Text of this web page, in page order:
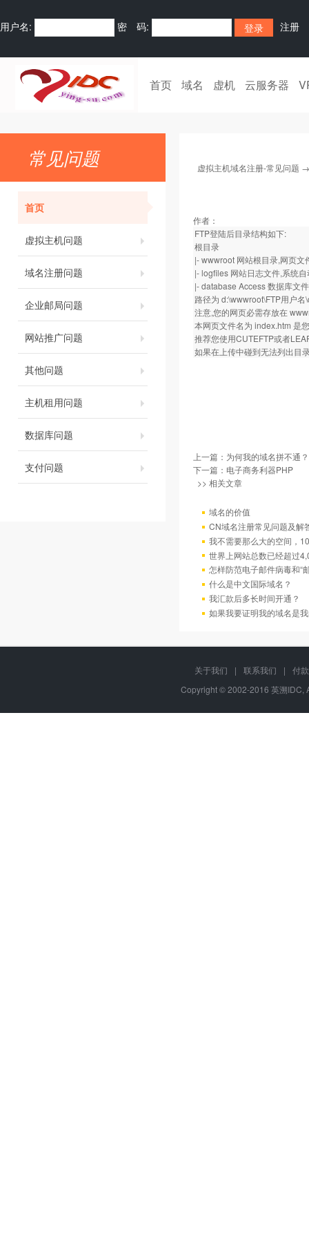
用户名: 密 码: 注册
首页 域名 虚机 云服务器
常见问题
首页
虚拟主机问题
域名注册问题
企业邮局问题
网站推广问题
其他问题
主机租用问题
数据库问题
支付问题
虚拟主机域名注册-常见问题
作者：
FTP登陆后目录结构如下:
根目录
|- wwwroot 网站根目录,网页文
|- logfiles 网站日志文件,系统
|- database Access 数据库文
路径为 d:\wwwroot\FTP用户名
注意,您的网页必需存放在
本网页文件名为 index.htm 是
推荐您使用CUTEFTP或者
如果在上传中碰到无法列出目
上一篇： 为何我的域名拼不通？
下一篇： 电子商务利器PHP
>> 相关文章
域名的价值
CN域名注册常见问题及解
我不需要那么大的空间，
世界上网站总数已经超过
怎样防范电子邮件病毒和“
什么是中文国际域名？
我汇款后多长时间开通？
如果我要证明我的域名是
关于我们 | 联系我们 |
付
Copyright © 2002-2016 英溯